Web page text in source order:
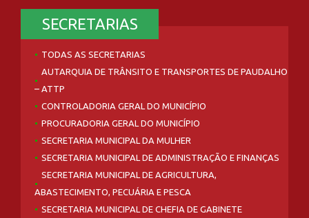
SECRETARIAS
TODAS AS SECRETARIAS
AUTARQUIA DE TRÂNSITO E TRANSPORTES DE PAUDALHO
– ATTP
CONTROLADORIA GERAL DO MUNICÍPIO
PROCURADORIA GERAL DO MUNICÍPIO
SECRETARIA MUNICIPAL DA MULHER
SECRETARIA MUNICIPAL DE ADMINISTRAÇÃO E FINANÇAS
SECRETARIA MUNICIPAL DE AGRICULTURA,
ABASTECIMENTO, PECUÁRIA E PESCA
SECRETARIA MUNICIPAL DE CHEFIA DE GABINETE